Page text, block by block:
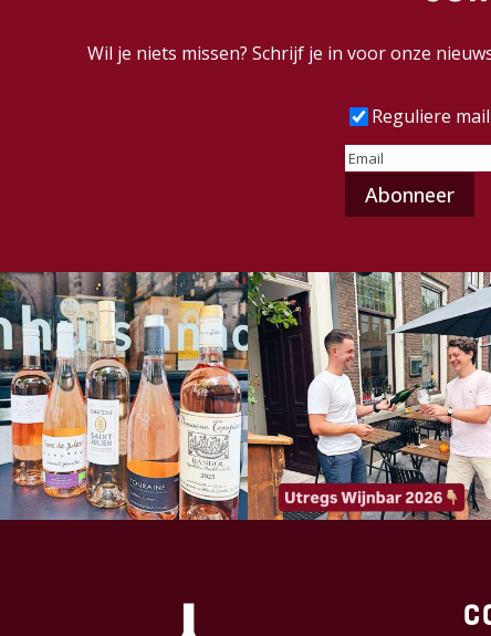
Wil je niets missen? Schrijf je in voor onze
Frequentie
Reguliere
E-
mailadres(Vereist)